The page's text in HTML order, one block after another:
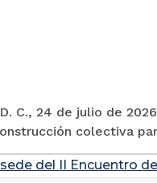
C., 24 de julio de
colectiva
del II Encuentro